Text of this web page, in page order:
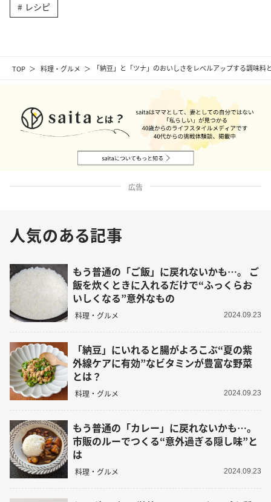
TOP 料理・グルメ 「納豆」と「ツナ」のおいしさをレベルアップする調味
レシピ
広告
人気のある記事
もう普通の「ご飯」に戻れないかも…。 ご
飯を炊くときに入れるだけで“ふっくらお
いしくなる”意外なもの
料理・グルメ 2024.09.23
「納豆」にいれると腸がよろこぶ“夏の紫
外線ケアに有効”なビタミンが豊富な野菜
とは？
料理・グルメ 2024.09.23
もう普通の「カレー」に戻れないかも…。
市販のルーでつくる“意外過ぎる隠し味”と
は
料理・グルメ 2024.09.23